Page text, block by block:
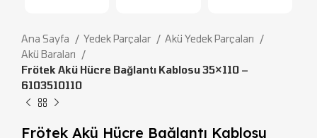
Ana Sayfa Yedek Parçalar
Akü Yedek Parçaları
Akü Baraları
Frötek Akü Hücre Bağlantı Kablosu 35×110 –
6103510110
Frötek Akü Hücre Bağlantı Kablosu